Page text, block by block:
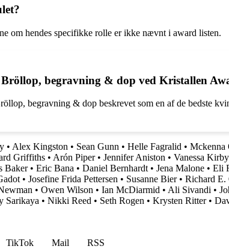
om hendes specifikke rolle er ikke nævnt i award listen.
begravning & dop ved Kristallen
begravning & dop beskrevet som en af de bedste
• Alex Kingston • Sean Gunn • Helle Fagralid • Mckenna
Griffiths • Arón Piper• Jennifer Aniston • Vanessa Kirby
Baker• Eric Bana • Daniel Bernhardt • Jena Malone • Eli
• Josefine Frida Pettersen • Susanne Bier• Richard E.
• Owen Wilson • Ian McDiarmid • Ali Sivandi •
Sarikaya • Nikki Reed • Seth Rogen • Krysten Ritter•
TikTok Mail
RSS